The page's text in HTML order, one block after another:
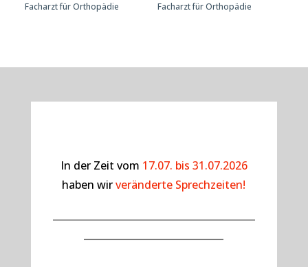
Facharzt für Orthopädie Facharzt für Orthopädie
In der Zeit vom 17.07. bis 31.07.2026
haben wirveränderte Sprechzeiten!